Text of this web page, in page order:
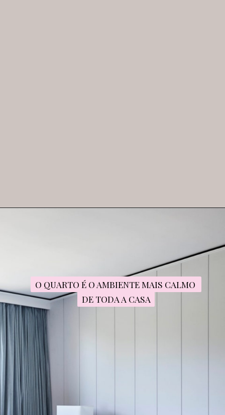
O QUARTO É O AMBIENTE MAIS CALMO
DE TODA A CASA
O QUARTO É O AMBIENTE MAIS CALMO
DE TODA A CASA